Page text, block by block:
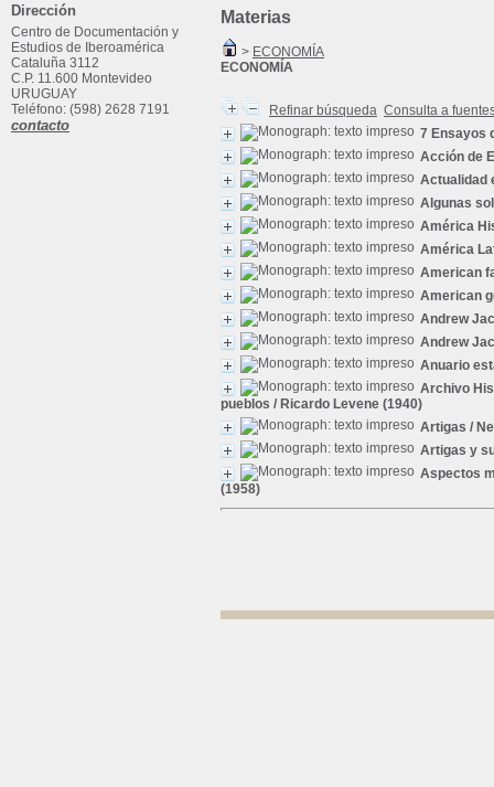
Materias
> ECONOMÍA
ECONOMÍA
Refinar búsqueda Consulta a
7 Ensayos
Acción de
Actualidad
Algunas
América
América
American
American
Andrew
Andrew
Anuario
Archivo
pueblos / Ricardo Levene (1940)
Artigas /
Artigas y
Aspectos
(1958)
Dirección
Centro de Documentación y
Estudios de Iberoamérica
Cataluña 3112
C.P. 11.600 Montevideo
URUGUAY
Teléfono: (598) 2628 7191
contacto